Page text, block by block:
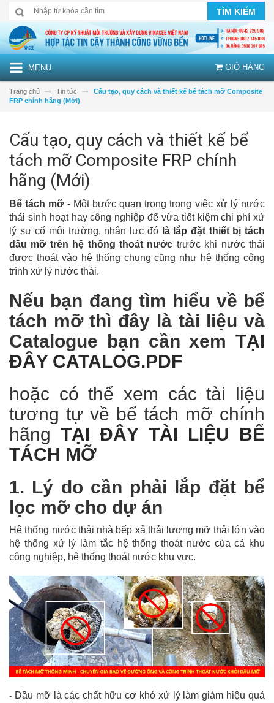
TÌM KIẾM
MENU GIỎ HÀNG
Trang chủ Tin tức
Cấu tạo, quy cách và thiết kế bể tách mỡ Composite
FRP chính hãng (Mới)
Cấu tạo, quy cách và thiết kế bể
tách mỡ Composite FRP chính
hãng (Mới)
Bể tách mỡ- Một bước quan trọng trong việc xử lý nước
thải sinh hoạt hay công nghiệp để vừa tiết kiệm chi phí xử
lý sự cố môi trường, nhân lực đó là lắp đặt thiết bị tách
dầu mỡ trên hệ thống thoát nước trước khi nước thải
được thoát vào hệ thống chung cũng như hệ thống công
trình xử lý nước thải.
Nếu bạn đang tìm hiểu về bể
tách mỡ thì đây là tài liệu và
Catalogue bạn cần xem TẠI
ĐÂY CATALOG.PDF
hoặc có thể xem các tài liệu
tương tự về bể tách mỡ chính
hãngTẠI ĐÂY TÀI LIỆU BỂ
TÁCH MỠ
1. Lý do cần phải lắp đặt bể
lọc mỡ cho dự án
Hệ thống nước thải nhà bếp xả thải lượng mỡ thải lớn vào
hệ thống xử lý làm tắc hệ thống thoát nước của cả khu
công nghiệp, hệ thống thoát nước khu vực.
- Dầu mỡ là các chất hữu cơ khó xử lý làm giảm hiệu quả